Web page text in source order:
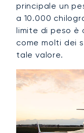
principale un
a 10.000
limite di peso è
come molti dei
tale valore.